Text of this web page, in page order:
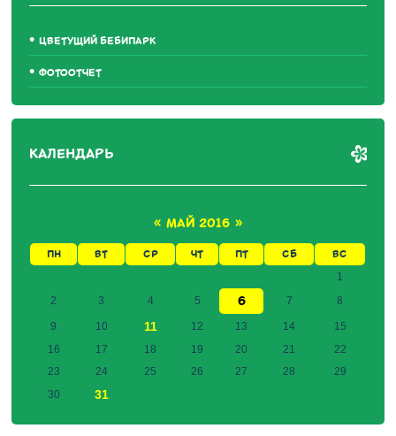
ЦВЕТУЩИЙ БЕБИПАРК
ФОТООТЧЕТ
КАЛЕНДАРЬ
« МАЙ 2016 »
ПН ВТ СР ЧТ ПТ СБ ВС
1
2
3 4 5 6 7 8
9 10 11 12 13 14
15
16
17 18 19 20 21
22
23
24 25 26 27 28
29
30
31